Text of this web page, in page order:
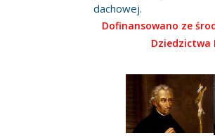
dachowej.
Dofinansowano ze
Dziedzictwa